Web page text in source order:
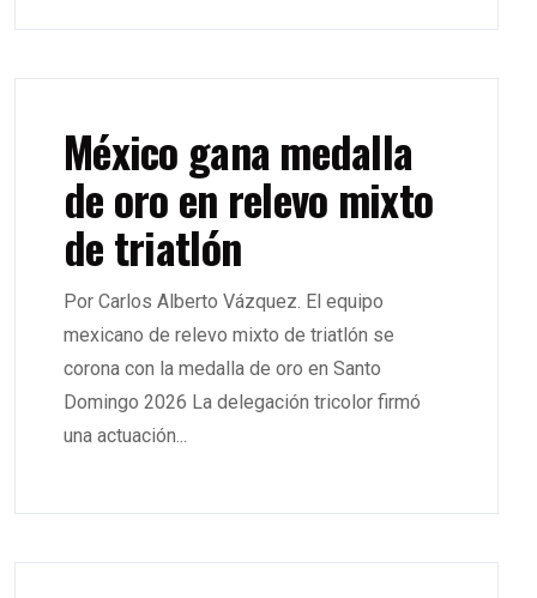
México gana medalla
de oro en relevo mixto
de triatlón
Por Carlos Alberto Vázquez. El equipo
mexicano de relevo mixto de triatlón se
corona con la medalla de oro en Santo
Domingo 2026 La delegación tricolor firmó
una actuación...